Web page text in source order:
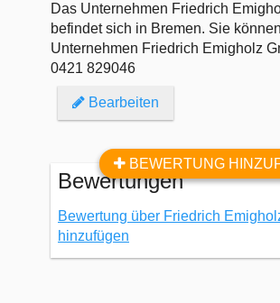
Das Unternehmen Friedrich
befindet sich in Bremen. Sie
Unternehmen Friedrich Emigholz
0421 829046
Bearbeiten
BEWERTUNG
Bewertungen
Bewertung über Friedrich
hinzufügen